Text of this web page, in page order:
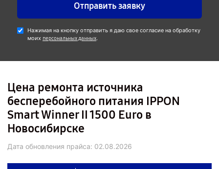
Отправить заявку
Нажимая на кнопку отправить я даю свое согласие на обработку
моих персональных данных.
Цена ремонта источника
бесперебойного питания IPPON
Smart Winner II 1500 Euro в
Новосибирске
Дата обновления прайса: 02.08.2026